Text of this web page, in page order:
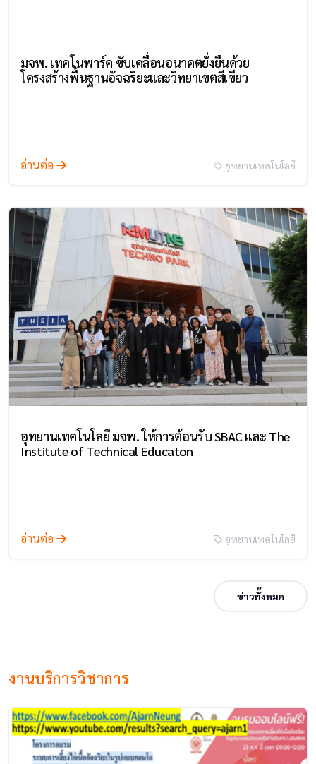
มจพ. เทคโนพาร์ค ขับเคลื่อนอนาคตยั่งยืนด้วย
โครงสร้างพื้นฐานอัจฉริยะและวิทยาเขตสีเขียว
อ่านต่อ อุทยานเทคโนโลยี
อุทยานเทคโนโลยี มจพ. ให้การต้อนรับ SBAC และ The
Institute of Technical Educaton
อ่านต่อ อุทยานเทคโนโลยี
ข่าวทั้งหมด
งานบริการวิชาการ